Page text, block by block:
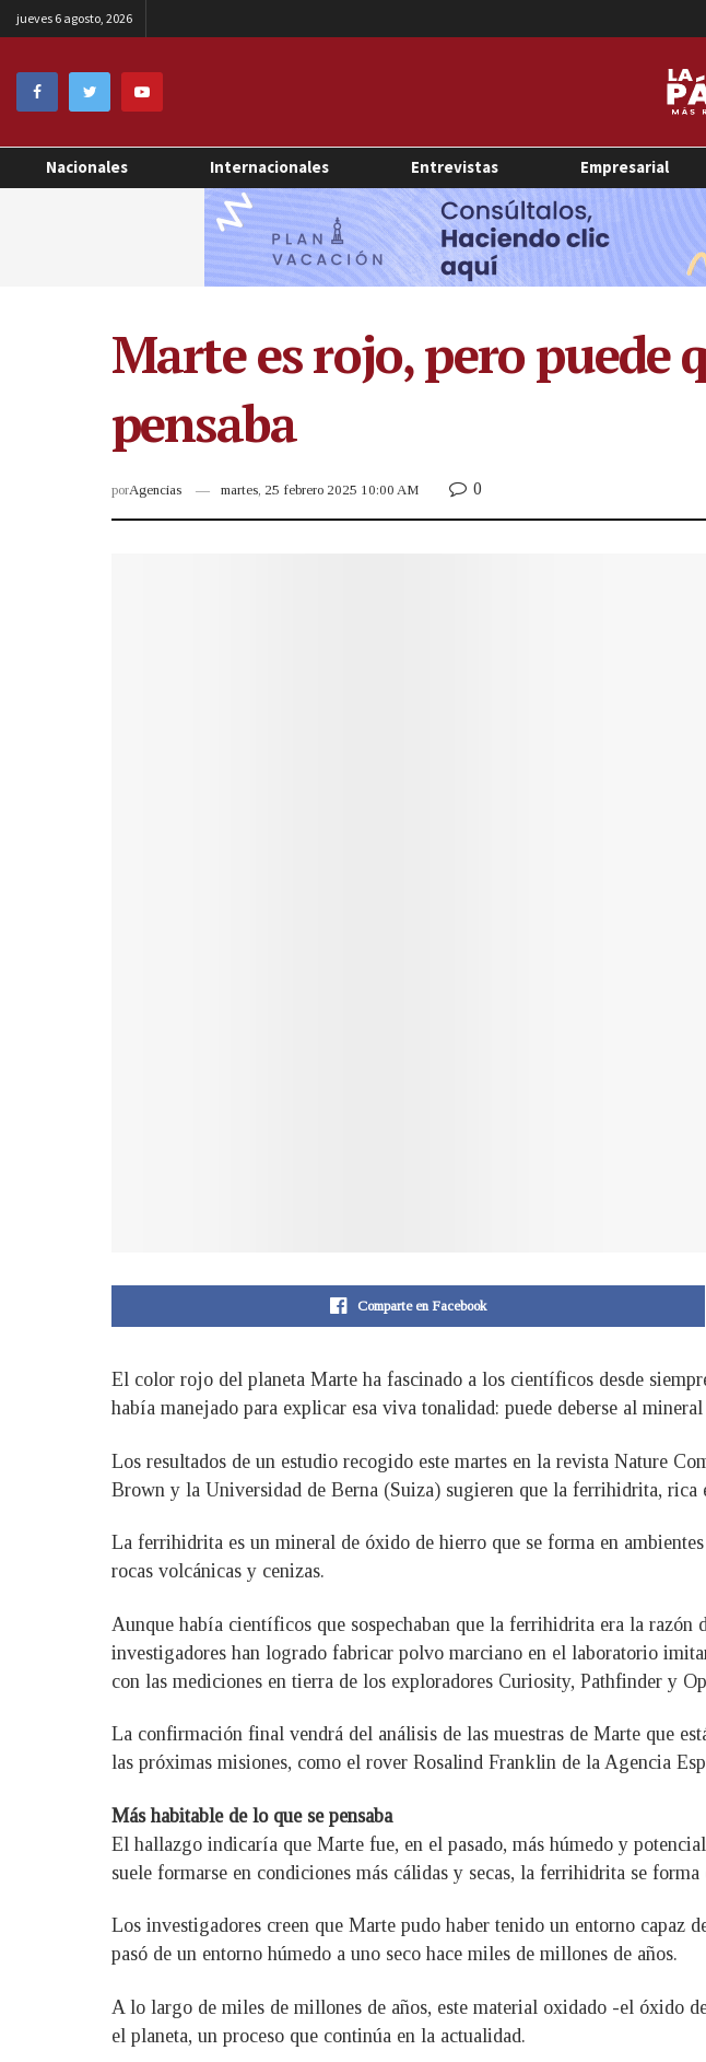
jueves 6 agosto, 2026
Nacionales Internacionales Entrevistas Empresarial
Marte es rojo, pero puede
pensaba
porAgencias martes, 25 febrero 2025 10:00 AM 0
Comparte en Facebook
El color rojo del planeta Marte ha fascinado a los científicos desde
había manejado para explicar esa viva tonalidad: puede deberse al
Los resultados de un estudio recogido este martes en la revista Nature
Brown y la Universidad de Berna (Suiza) sugieren que la ferrihidrita,
La ferrihidrita es un mineral de óxido de hierro que se forma en
rocas volcánicas y cenizas.
Aunque había científicos que sospechaban que la ferrihidrita era la
investigadores han logrado fabricar polvo marciano en el laboratorio
con las mediciones en tierra de los exploradores Curiosity, Pathfinder y
La confirmación final vendrá del análisis de las muestras de Marte que
las próximas misiones, como el rover Rosalind Franklin de la Agencia
Más habitable de lo que se pensaba
El hallazgo indicaría que Marte fue, en el pasado, más húmedo y
suele formarse en condiciones más cálidas y secas, la ferrihidrita se
Los investigadores creen que Marte pudo haber tenido un entorno
pasó de un entorno húmedo a uno seco hace miles de millones de años.
A lo largo de miles de millones de años, este material oxidado -el óxido
el planeta, un proceso que continúa en la actualidad.